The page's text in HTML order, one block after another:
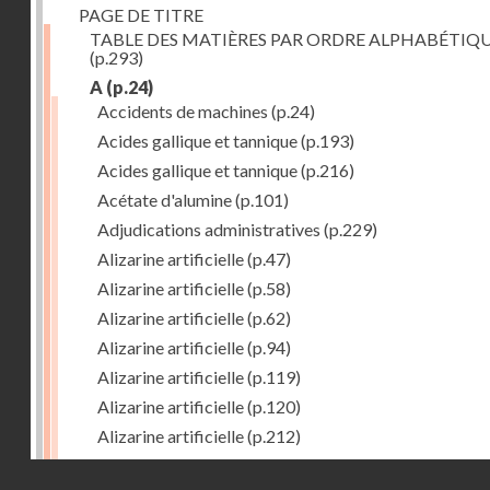
PAGE DE TITRE
TABLE DES MATIÈRES PAR ORDRE
(p.293)
A (p.24)
Accidents de machines (p.24)
Acides gallique et tannique(p.193)
Acides gallique et tannique(p.216)
Acétate d'alumine(p.101)
Adjudications administratives (p.229)
Alizarine artificielle(p.47)
Alizarine artificielle(p.58)
Alizarine artificielle(p.62)
Alizarine artificielle(p.94)
Alizarine artificielle(p.119)
Alizarine artificielle(p.120)
Alizarine artificielle(p.212)
Alizarine artificielle(p.256)